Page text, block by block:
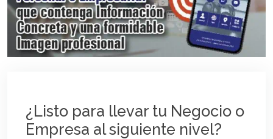
¿Listo para llevar tu Negocio o
Empresa al siguiente nivel?